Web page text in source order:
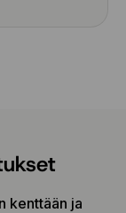
kenttään ja